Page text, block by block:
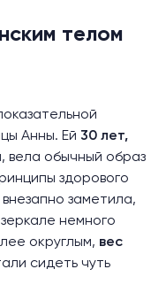
телом
Анны. Ей 30 лет,
вела обычный образ
здорового
заметила,
немного
округлым, вес
сидеть чуть